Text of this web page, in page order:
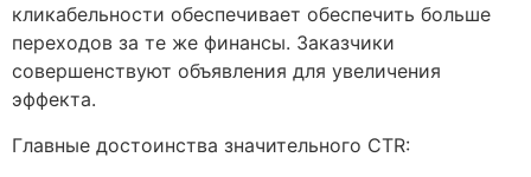
кликабельности обеспечивает обеспечить больше
переходов за те же финансы. Заказчики
совершенствуют объявления для увеличения
эффекта.
Главные достоинства значительного CTR: